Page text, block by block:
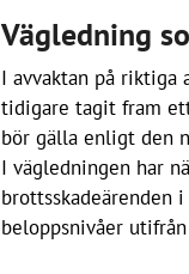
Vägledning
I avvaktan på riktiga
tidigare tagit fram
bör gälla enligt den
I vägledningen har
brottsskadeärenden
beloppsnivåer